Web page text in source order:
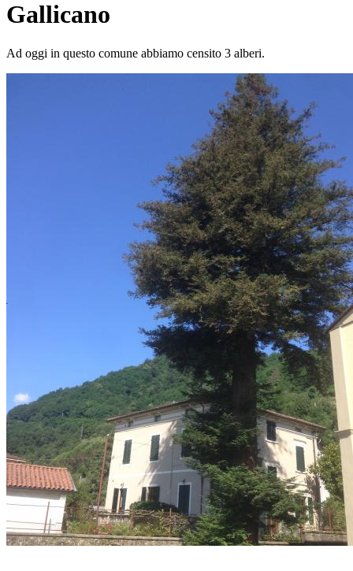
Gallicano
Ad oggi in questo comune abbiamo censito 3 alberi.